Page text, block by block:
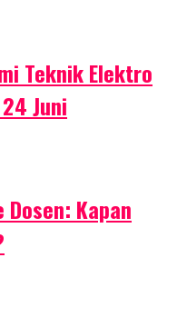
Teknik Elektro
Juni
Dosen: Kapan